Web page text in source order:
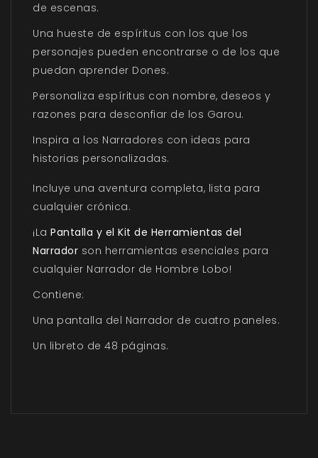
de escenas.
Una hueste de espíritus con los que los
personajes pueden encontrarse o de los que
puedan aprender Dones.
Personaliza espíritus con nombre, deseos y
razones para desconfiar de los Garou.
Inspira a los Narradores con ideas para
historias personalizadas.
Incluye una aventura completa, lista para
cualquier crónica.
¡La Pantalla y el Kit de Herramientas del
Narrador son herramientas esenciales para
cualquier Narrador de Hombre Lobo!
Contiene:
Una pantalla del Narrador de cuatro paneles.
Un libreto de 48 páginas.